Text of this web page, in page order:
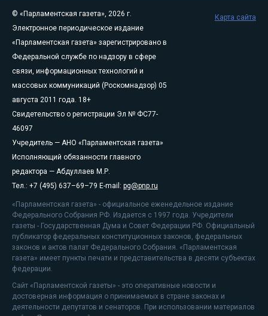
© «Парламентская газета», 2026 г.
Электронное периодическое издание
«Парламентская газета» зарегистрировано в
Федеральной службе по надзору в сфере
связи, информационных технологий и
массовых коммуникаций (Роскомнадзор) 05
августа 2011 года. 18+
Свидетельство о регистрации Эл № ФС77-
46097
Учредитель — АНО «Парламентская газета»
Исполняющий обязанности главного
редактора — Абдуллаев М.Р.
Тел.: +7 (495) 637–69–79 E-mail: pg@pnp.ru
«Парламентская газета» - официальное еженедельное издание
Федерального Собрания РФ. Издается с 1997 года. Учредители
газеты - Государственная Дума и Совет Федерации РФ. Официальный
публикатор федеральных конституционных законов, федеральных
законов и актов палат Федерального Собрания. «Парламентская
газета» имеет пункты печати и представительства в десяти субъектах
федерации.
Сайт «Парламентской газеты» - это оперативные новости и
достоверная информация о принимаемых в стране законах и
деятельности депутатов и сенаторов. При использовании материалов
Карта сайта